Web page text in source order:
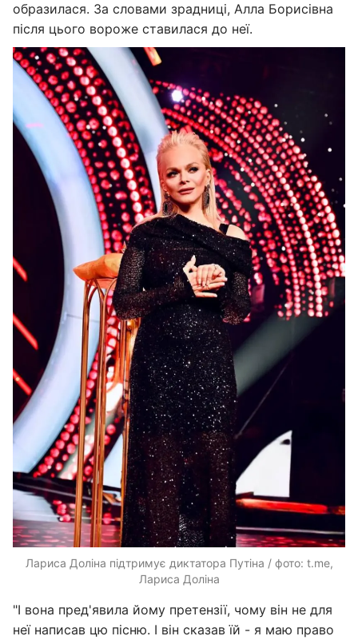
образилася. За словами зрадниці, Алла Борисівна
після цього вороже ставилася до неї.
Лариса Доліна підтримує диктатора Путіна / фото: t.me,
Лариса Доліна
"І вона пред'явила йому претензії, чому він не для
неї написав цю пісню. І він сказав їй - я маю право